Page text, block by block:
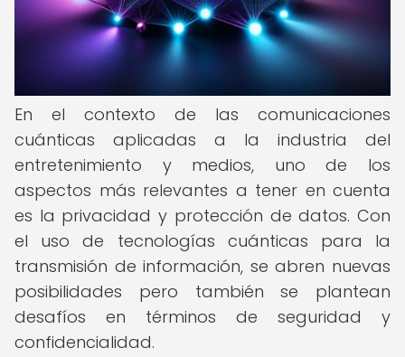
En el contexto de las comunicaciones
cuánticas aplicadas a la industria del
entretenimiento y medios, uno de los
aspectos más relevantes a tener en cuenta
es la privacidad y protección de datos. Con
el uso de tecnologías cuánticas para la
transmisión de información, se abren nuevas
posibilidades pero también se plantean
desafíos en términos de seguridad y
confidencialidad.